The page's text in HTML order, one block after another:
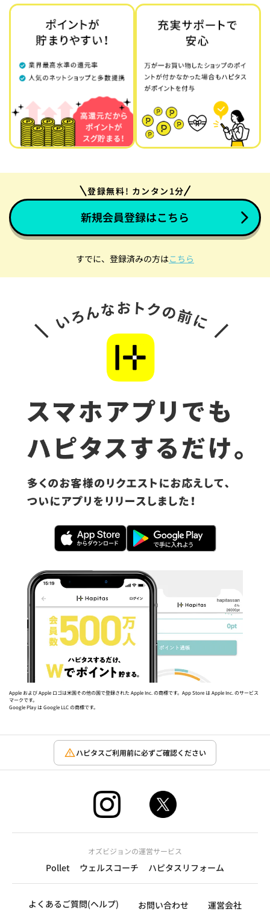
登録無料! カンタン1分
新規会員登録はこちら
すでに、登録済みの方はこちら
Apple および Apple ロゴは米国その他の国で登録された Apple Inc. の商標です。App Store は Apple Inc. のサービス
マークです。
Google Play は Google LLC の商標です。
ハピタスご利用前に必ずご確認ください
オズビジョンの運営サービス
Pollet ウェルスコーチ ハピタスリフォーム
よくあるご質問(ヘルプ) お問い合わせ 運営会社